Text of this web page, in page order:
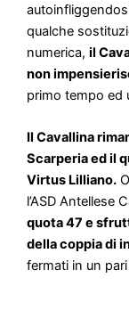
qualche
numerica, il
non
primo tempo ed
Il Cavallina
Scarperia ed il
Virtus Lilliano.
l’ASD Antellese
quota 47 e
della coppia di
fermati in un